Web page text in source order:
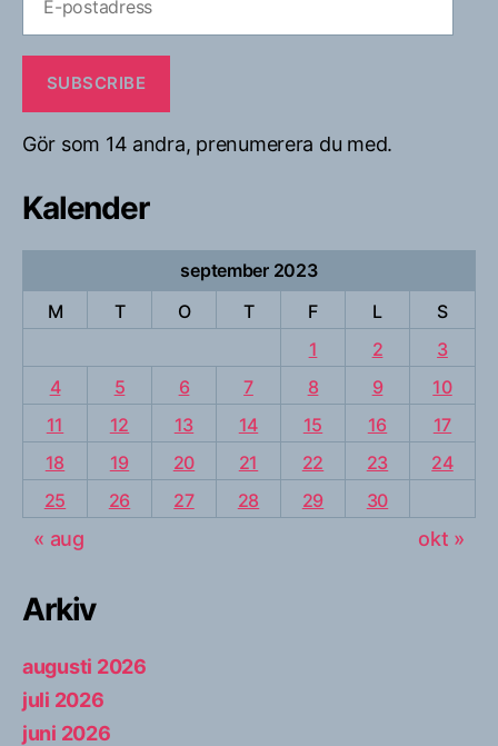
postadress
SUBSCRIBE
Gör som 14 andra, prenumerera du med.
Kalender
september 2023
M
T O T F L
S
1
2
3
4
5 6 7 8 9
10
11
12 13 14 15 16
17
18
19 20 21 22 23
24
25
26 27 28 29 30
« aug okt »
Arkiv
augusti 2026
juli 2026
juni 2026